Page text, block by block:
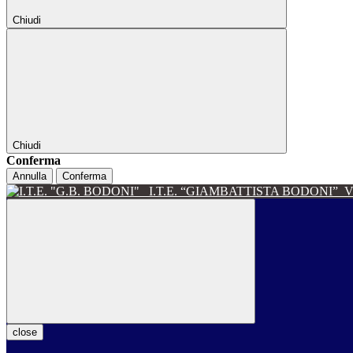
Chiudi
Chiudi
Conferma
Annulla Conferma
I.T.E. “GIAMBATTISTA BODONI”
close